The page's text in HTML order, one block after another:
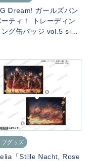
Dream! ガールズバン
ーティ！ トレーディン
ング缶バッジ vol.5 side
ブグッズ
「Stille Nacht, Rose